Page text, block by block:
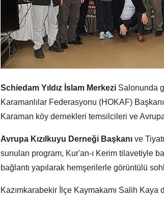
Schiedam Yıldız İslam Merkezi Salonunda
Karamanlılar Federasyonu (HOKAF)
Karaman köy dernekleri temsilcileri ve
Avrupa Kızılkuyu Derneği Başkanı ve
sunulan program, Kur'an-ı Kerim tilavetiyle
bağlantı yapılarak hemşerilerle görüntülü
Kazımkarabekir İlçe Kaymakamı Salih Kaya